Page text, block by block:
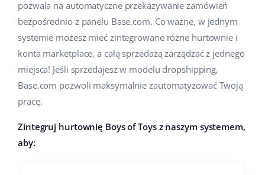
AI dla e-commerce
Obsługa klienta
Ekosystem
Super Merchant
Responso
Zdrowie i uroda
Moda
Konsultacje i szkolenia
Audyt konta
Konfiguracja konta
Inne
Ελληνικά
español (AR)
español (MX)
Français
Italiano
pozwala na automatyczne przekazywanie zamówień
bezpośrednio z panelu Base.com. Co ważne, w jednym
systemie możesz mieć zintegrowane różne hurtownie i
konta marketplace, a całą sprzedażą zarządzać z jednego
miejsca! Jeśli sprzedajesz w modelu dropshipping,
Base.com pozwoli maksymalnie zautomatyzować Twoją
pracę.
Zintegruj hurtownię Boys of Toys z naszym systemem,
aby: